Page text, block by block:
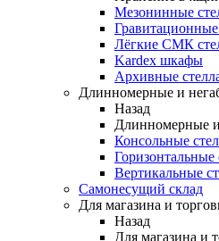
Мезонинные
Лёгкие СМК
Kardex шкафы
Архивные
Длинномерные и
Назад
Длинномерные
Консольные
Горизонтальные
Вертикальные
Самонесущий склад
Для магазина и
Назад
Для магазина и